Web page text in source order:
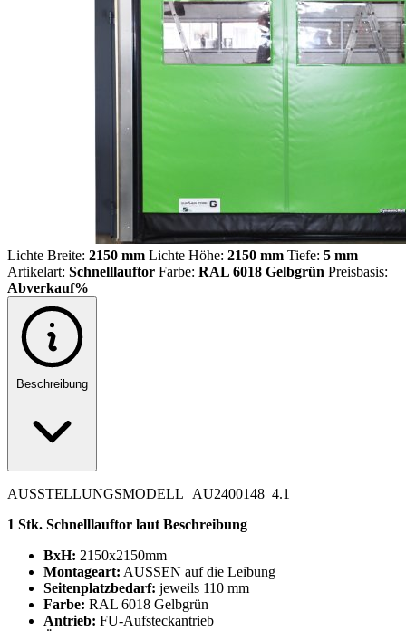
Lichte Breite: 2150 mm Lichte Höhe: 2150 mm Tiefe: 5 mm
Artikelart: Schnelllauftor Farbe: RAL 6018 Gelbgrün Preisbasis:
Abverkauf%
Beschreibung
AUSSTELLUNGSMODELL | AU2400148_4.1
1 Stk. Schnelllauftor laut Beschreibung
BxH: 2150x2150mm
Montageart: AUSSEN auf die Leibung
Seitenplatzbedarf: jeweils 110 mm
Farbe: RAL 6018 Gelbgrün
Antrieb: FU-Aufsteckantrieb